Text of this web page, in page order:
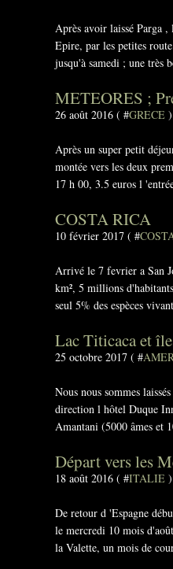
Après avoir laissé Parga
Epire, par les petites
jusqu'à samedi ; une très
METEORES ;
26 août 2016 ( #GRECE )
Après un super petit
montée vers les deux
17 h 00, 3.5 euros l
COSTA RICA
10 février 2017 ( #
Arrivé le 7 fevrier a San
km², 5 millions
seul 5% des espèces
Lac Titicaca et
25 octobre 2017 ( #
Nous nous sommes
direction l hôtel Duque
Amantani (5000 âmes et
Départ vers les
18 août 2016 ( #ITALIE )
De retour d 'Espagne
le mercredi 10 mois
la Valette, un mois de